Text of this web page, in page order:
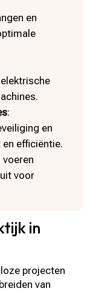
en
:
en
efficiëntie.
voeren
voor
in
projecten
van